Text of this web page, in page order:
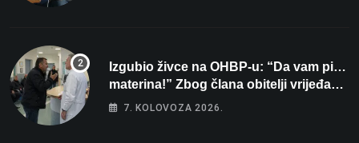
Izgubio živce na OHBP-u: “Da vam pi…
materina!” Zbog člana obitelji vrijeđao i
vikao na djelatnike
7. KOLOVOZA 2026.